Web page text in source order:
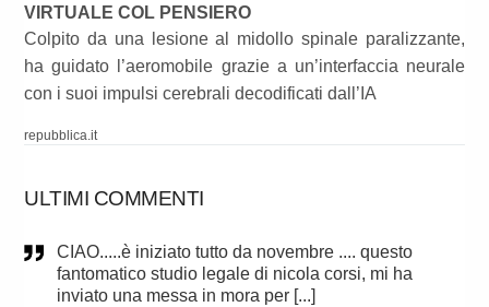
VIRTUALE COL PENSIERO
Colpito da una lesione al midollo spinale paralizzante,
ha guidato l’aeromobile grazie a un’interfaccia neurale
con i suoi impulsi cerebrali decodificati dall’IA
repubblica.it
ULTIMI COMMENTI
CIAO.....è iniziato tutto da novembre .... questo
fantomatico studio legale di nicola corsi, mi ha
inviato una messa in mora per [...]